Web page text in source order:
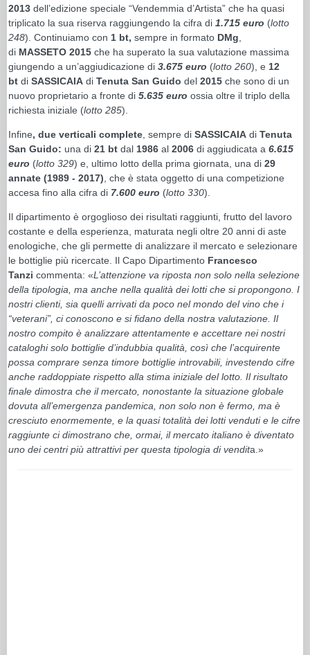
2013 dell’edizione speciale “Vendemmia d’Artista” che ha quasi
triplicato la sua riserva raggiungendo la cifra di 1.715 euro (lotto
248). Continuiamo con 1 bt, sempre in formato DMg
di MASSETO 2015 che ha superato la sua valutazione massima
giungendo a un’aggiudicazione di 3.675 euro (lotto 260), e 12
bt di SASSICAIA di Tenuta San Guido del 2015 che sono di un
nuovo proprietario a fronte di 5.635 euro ossia oltre il triplo della
richiesta iniziale (lotto 285).
Infine, due verticali complete , sempre di SASSICAIA di Tenuta
San Guido: una di 21 bt dal 1986 al 2006 di aggiudicata a 6.615
euro (lotto 329) e, ultimo lotto della prima giornata, una di 29
annate (1989 - 2017) , che è stata oggetto di una competizione
accesa fino alla cifra di 7.600 euro (lotto 330).
Il dipartimento è orgoglioso dei risultati raggiunti, frutto del lavoro
costante e della esperienza, maturata negli oltre 20 anni di aste
enologiche, che gli permette di analizzare il mercato e selezionare
le bottiglie più ricercate. Il Capo Dipartimento Francesco
Tanzi commenta: «L’attenzione va riposta non solo nella selezione
della tipologia, ma anche nella qualità dei lotti che si propongono. I
nostri clienti, sia quelli arrivati da poco nel mondo del vino che i
“veterani”, ci conoscono e si fidano della nostra valutazione. Il
nostro compito è analizzare attentamente e accettare nei nostri
cataloghi solo bottiglie d’indubbia qualità, così che l’acquirente
possa comprare senza timore bottiglie introvabili, investendo cifre
anche raddoppiate rispetto alla stima iniziale del lotto. Il risultato
finale dimostra che il mercato, nonostante la situazione globale
dovuta all’emergenza pandemica, non solo non è fermo, ma è
cresciuto enormemente, e la quasi totalità dei lotti venduti e le cifre
raggiunte ci dimostrano che, ormai, il mercato italiano è diventato
uno dei centri più attrattivi per questa tipologia di vendita.»